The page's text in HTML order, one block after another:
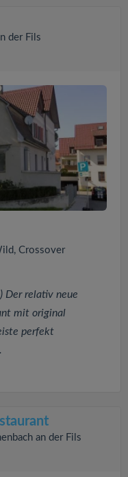
der Fils
Crossover
Der relativ neue
mit original
perfekt
an der Fils